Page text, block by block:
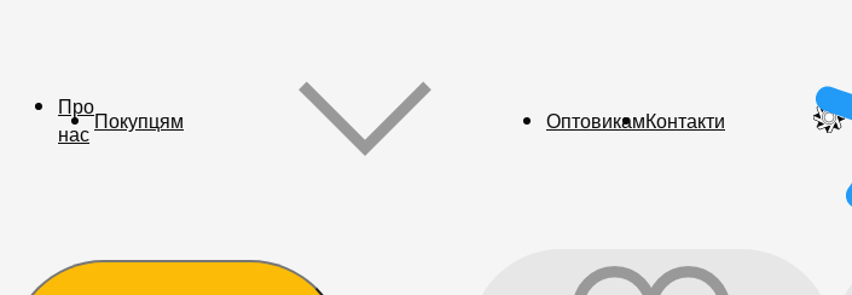
Про
нас Покупцям ОптовикамКонтакти